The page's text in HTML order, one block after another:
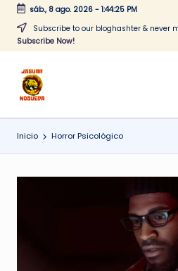
Saltar
sáb., 8 ago. 2026- 1:44:25 PM
Subscribe to our bloghashter & never
Subscribe Now!
J
a
g
CONTENIDO
Inicio Horror Psicológico